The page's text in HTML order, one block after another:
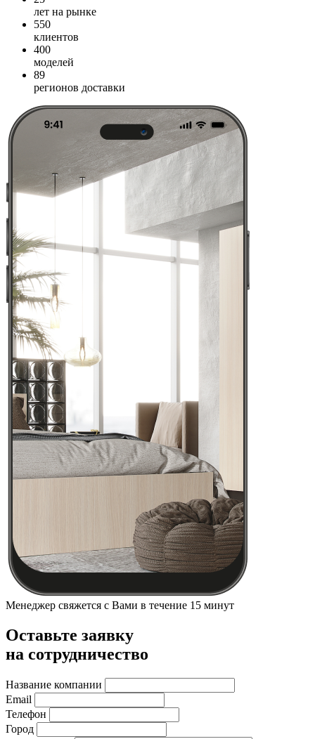
лет на рынке
550
клиентов
400
моделей
89
регионов доставки
Менеджер свяжется с Вами в течение 15 минут
Оставьте заявку
на сотрудничество
Название компании
Email
Телефон
Город